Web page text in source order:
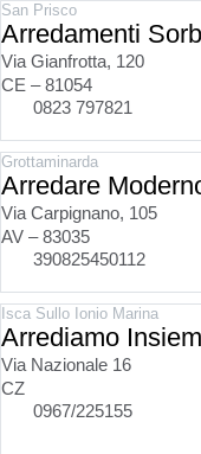
San Prisco
Arredamenti
Via Gianfrotta, 120
CE – 81054
0823 797821
Grottaminarda
Arredare
Via Carpignano, 105
AV – 83035
390825450112
Isca Sullo Ionio Marina
Arrediamo
Via Nazionale 16
CZ
0967/225155